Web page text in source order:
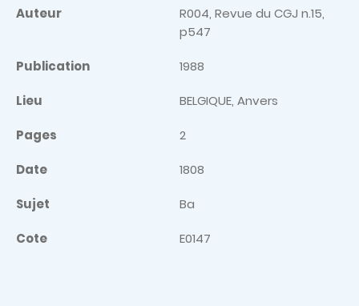
Auteur
R004, Revue du CGJ n.15,
p547
Publication 1988
Lieu BELGIQUE, Anvers
Pages 2
Date 1808
Sujet Ba
Cote E0147